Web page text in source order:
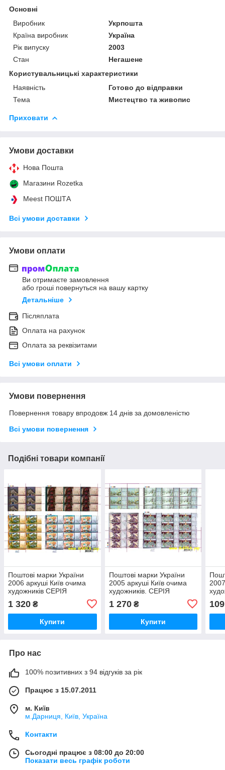
Основні
Виробник
Укрпошта
Країна виробник
Україна
Рік випуску
2003
Стан
Негашене
Користувальницькі характеристики
Наявність
Готово до відправки
Тема
Мистецтво та живопис
Приховати
Умови доставки
Нова Пошта
Магазини Rozetka
Meest ПОШТА
Всі умови доставки
Умови оплати
Ви отримаєте замовлення
або гроші повернуться на вашу картку
Детальніше
Післяплата
Оплата на рахунок
Оплата за реквізитами
Всі умови оплати
Умови повернення
Повернення товару впродовж 14 днів за домовленістю
Всі умови повернення
Подібні товари компанії
Поштові марки України
2006 аркуші Київ очима
художників СЕРІЯ
1 320 ₴
Купити
Поштові марки України
2005 аркуші Київ очима
художників. СЕРІЯ
1 270₴
Купити
109
Про нас
100% позитивних з 94 відгуків за рік
Працює з 15.07.2011
м. Київ
м.Дарниця, Київ, Україна
Контакти
Сьогодні працює з 08:00 до 20:00
Показати весь графік роботи